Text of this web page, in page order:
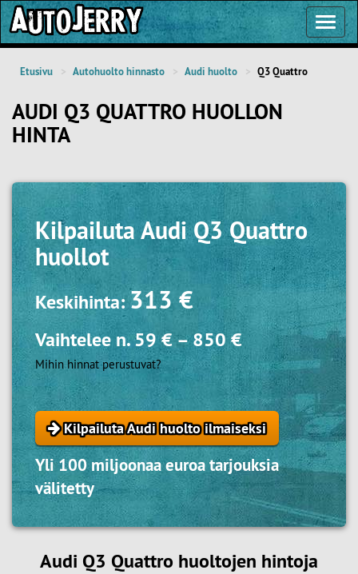
Etusivu Autohuolto hinnasto Audi huolto Q3 Quattro
AUDI Q3 QUATTRO HUOLLON
HINTA
Kilpailuta Audi Q3 Quattro
huollot
Keskihinta:313 €
Vaihtelee n.59 €–850 €
Mihin hinnat perustuvat?
Kilpailuta Audi huolto ilmaiseksi
Yli 100 miljoonaa euroa tarjouksia
välitetty
Audi Q3 Quattro huoltojen hintoja